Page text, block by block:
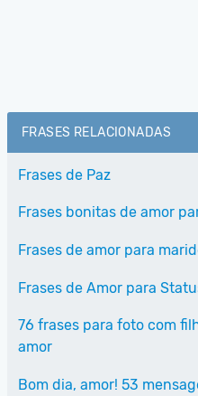
FRASES RELACIONADAS
Frases de Paz
Frases bonitas de amor
Frases de amor para
Frases de Amor para
76 frases para foto com
amor
Bom dia, amor! 53